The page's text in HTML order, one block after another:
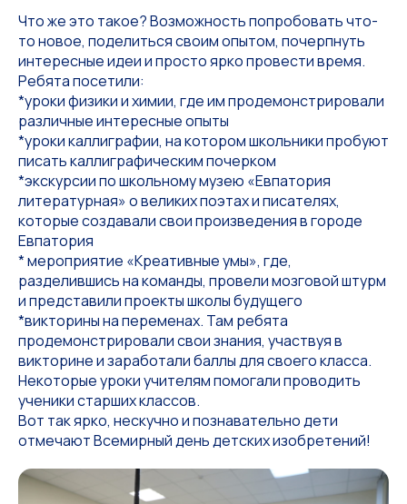
Что же это такое? Возможность попробовать что-
то новое, поделиться своим опытом, почерпнуть
интересные идеи и просто ярко провести время.
Ребята посетили:
*уроки физики и химии, где им продемонстрировали
различные интересные опыты
*уроки каллиграфии, на котором школьники пробуют
писать каллиграфическим почерком
*экскурсии по школьному музею «Евпатория
литературная» о великих поэтах и писателях,
которые создавали свои произведения в городе
Евпатория
* мероприятие «Креативные умы», где,
разделившись на команды, провели мозговой штурм
и представили проекты школы будущего
*викторины на переменах. Там ребята
продемонстрировали свои знания, участвуя в
викторине и заработали баллы для своего класса.
Некоторые уроки учителям помогали проводить
ученики старших классов.
Вот так ярко, нескучно и познавательно дети
отмечают Всемирный день детских изобретений!